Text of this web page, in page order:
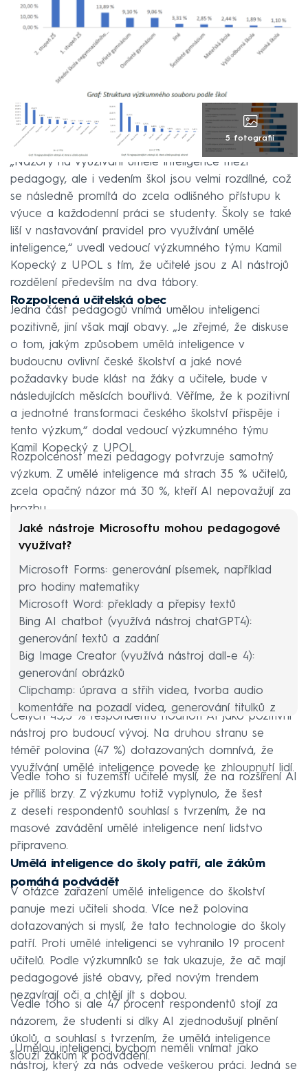
5 fotografií
„Názory na využívání umělé inteligence mezi
pedagogy, ale i vedením škol jsou velmi rozdílné, což
se následně promítá do zcela odlišného přístupu k
výuce a každodenní práci se studenty. Školy se také
liší v nastavování pravidel pro využívání umělé
inteligence,“ uvedl vedoucí výzkumného týmu Kamil
Kopecký z UPOL s tím, že učitelé jsou z AI nástrojů
rozdělení především na dva tábory.
Rozpolcená učitelská obec
Jedna část pedagogů vnímá umělou inteligenci
pozitivně, jiní však mají obavy. „Je zřejmé, že diskuse
o tom, jakým způsobem umělá inteligence v
budoucnu ovlivní české školství a jaké nové
požadavky bude klást na žáky a učitele, bude v
následujících měsících bouřlivá. Věříme, že k pozitivní
a jednotné transformaci českého školství přispěje i
tento výzkum,“ dodal vedoucí výzkumného týmu
Kamil Kopecký z UPOL.
Rozpolcenost mezi pedagogy potvrzuje samotný
výzkum. Z umělé inteligence má strach 35 % učitelů,
zcela opačný názor má 30 %, kteří AI nepovažují za
hrozbu.
Jaké nástroje Microsoftu mohou pedagogové
využívat?
Microsoft Forms: generování písemek, například
pro hodiny matematiky
Microsoft Word: překlady a přepisy textů
Bing AI chatbot (využívá nástroj chatGPT4):
generování textů a zadání
Big Image Creator (využívá nástroj dall-e 4):
generování obrázků
Clipchamp: úprava a střih videa, tvorba audio
komentáře na pozadí videa, generování titulků z
videa
Celých 45,5 % respondentů hodnotí AI jako pozitivní
nástroj pro budoucí vývoj. Na druhou stranu se
téměř polovina (47 %) dotazovaných domnívá, že
využívání umělé inteligence povede ke zhloupnutí lidí.
Vedle toho si tuzemští učitelé myslí, že na rozšíření AI
je příliš brzy. Z výzkumu totiž vyplynulo, že šest
z deseti respondentů souhlasí s tvrzením, že na
masové zavádění umělé inteligence není lidstvo
připraveno.
Umělá inteligence do školy patří, ale žákům
pomáhá podvádět
V otázce zařazení umělé inteligence do školství
panuje mezi učiteli shoda. Více než polovina
dotazovaných si myslí, že tato technologie do školy
patří. Proti umělé inteligenci se vyhranilo 19 procent
učitelů. Podle výzkumníků se tak ukazuje, že ač mají
pedagogové jisté obavy, před novým trendem
nezavírají oči a chtějí jít s dobou.
Vedle toho si ale 47 procent respondentů stojí za
názorem, že studenti si díky AI zjednodušují plnění
úkolů, a souhlasí s tvrzením, že umělá inteligence
slouží žákům k podvádění.
„Umělou inteligenci bychom neměli vnímat jako
nástroj, který za nás odvede veškerou práci. Jedná se